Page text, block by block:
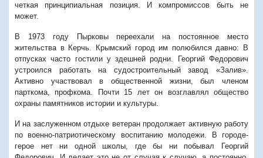
четкая принципиальная позиция. И компромиссов быть не
может.
В 1973 году Пырковы переехали на постоянное место
жительства в Керчь. Крымский город им полюбился давно: В
отпусках часто гостили у здешней родни. Георгий Федорович
устроился работать на судостроительный завод «Залив».
Активно участвовал в общественной жизни, был членом
парткома, профкома. Почти 15 лет он возглавлял общество
охраны памятников истории и культуры.
И на заслуженном отдыхе ветеран продолжает активную работу
по военно-патриотическому воспитанию молодежи. В городе-
герое нет ни одной школы, где бы ни побывал Георгий